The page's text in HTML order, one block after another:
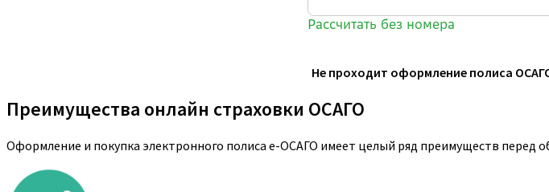
Не проходит оформление полиса
Преимущества онлайн страховки ОСАГО
Оформление и покупка электронного полиса е-ОСАГО имеет целый ряд преимуществ перед